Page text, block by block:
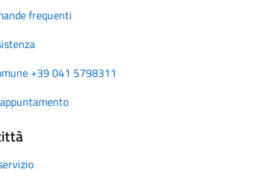
frequenti
+39 041 5798311